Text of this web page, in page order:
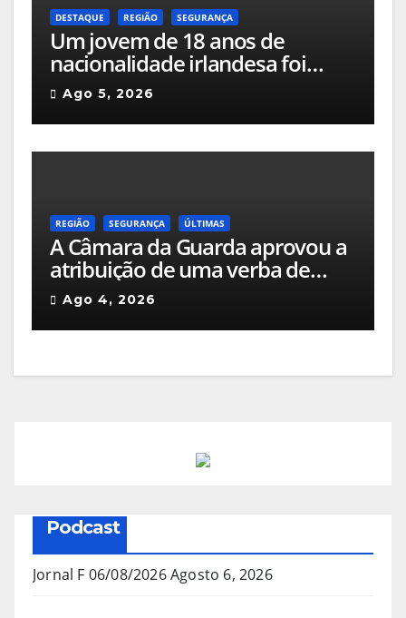
DESTAQUE REGIÃO SEGURANÇA
Um jovem de 18 anos de
nacionalidade irlandesa foi
detido pela GNR em Celorico da
Beira pelo crime de incêndio
rural
Ago 5, 2026
REGIÃO SEGURANÇA ÚLTIMAS
A Câmara da Guarda aprovou a
atribuição de uma verba de
cerca de 205 mil euros às
corporações de bombeiros do
concelho e a quatro equipas de
Ago 4, 2026
Podcast
Jornal F 06/08/2026Agosto 6, 2026